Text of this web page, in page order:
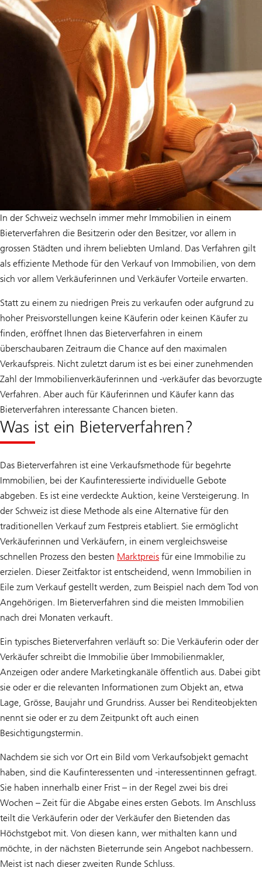
In der Schweiz wechseln immer mehr Immobilien in einem
Bieterverfahren die Besitzerin oder den Besitzer, vor allem in
grossen Städten und ihrem beliebten Umland. Das Verfahren gilt
als effiziente Methode für den Verkauf von Immobilien, von dem
sich vor allem Verkäuferinnen und Verkäufer Vorteile erwarten.
Statt zu einem zu niedrigen Preis zu verkaufen oder aufgrund zu
hoher Preisvorstellungen keine Käuferin oder keinen Käufer zu
finden, eröffnet Ihnen das Bieterverfahren in einem
überschaubaren Zeitraum die Chance auf den maximalen
Verkaufspreis. Nicht zuletzt darum ist es bei einer zunehmenden
Zahl der Immobilienverkäuferinnen und -verkäufer das bevorzugte
Verfahren. Aber auch für Käuferinnen und Käufer kann das
Bieterverfahren interessante Chancen bieten.
Was ist ein Bieterverfahren?
Das Bieterverfahren ist eine Verkaufsmethode für begehrte
Immobilien, bei der Kaufinteressierte individuelle Gebote
abgeben. Es ist eine verdeckte Auktion, keine Versteigerung. In
der Schweiz ist diese Methode als eine Alternative für den
traditionellen Verkauf zum Festpreis etabliert. Sie ermöglicht
Verkäuferinnen und Verkäufern, in einem vergleichsweise
schnellen Prozess den besten Marktpreis für eine Immobilie zu
erzielen. Dieser Zeitfaktor ist entscheidend, wenn Immobilien in
Eile zum Verkauf gestellt werden, zum Beispiel nach dem Tod von
Angehörigen. Im Bieterverfahren sind die meisten Immobilien
nach drei Monaten verkauft.
Ein typisches Bieterverfahren verläuft so: Die Verkäuferin oder der
Verkäufer schreibt die Immobilie über Immobilienmakler,
Anzeigen oder andere Marketingkanäle öffentlich aus. Dabei gibt
sie oder er die relevanten Informationen zum Objekt an, etwa
Lage, Grösse, Baujahr und Grundriss. Ausser bei Renditeobjekten
nennt sie oder er zu dem Zeitpunkt oft auch einen
Besichtigungstermin.
Nachdem sie sich vor Ort ein Bild vom Verkaufsobjekt gemacht
haben, sind die Kaufinteressenten und -interessentinnen gefragt.
Sie haben innerhalb einer Frist – in der Regel zwei bis drei
Wochen – Zeit für die Abgabe eines ersten Gebots. Im Anschluss
teilt die Verkäuferin oder der Verkäufer den Bietenden das
Höchstgebot mit. Von diesen kann, wer mithalten kann und
möchte, in der nächsten Bieterrunde sein Angebot nachbessern.
Meist ist nach dieser zweiten Runde Schluss.